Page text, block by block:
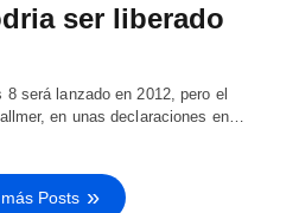
ser liberado
será lanzado en 2012, pero el
en unas declaraciones en…
Posts